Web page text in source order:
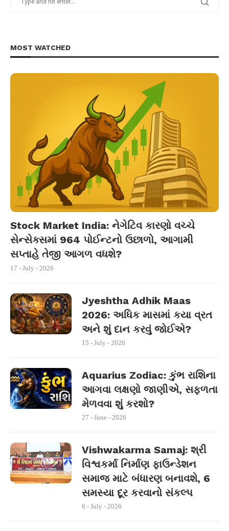
MOST WATCHED
Stock Market India: નેગેટિવ કારણો વચ્ચે
સેન્સેક્સમાં 964 પોઈન્ટનો ઉછાળો, આગામી
સપ્તાહે તેજી આગળ વધશે?
17 - July - 2026
Jyeshtha Adhik Maas
2026: અધિક માસમાં કયા વ્રત
અને શું દાન કરવું જોઈએ?
15 - July - 2026
Aquarius Zodiac: કુંભ રાશિના
આગવા લક્ષણો જાણીએ, સફળતા
મેળવવા શું કરશો?
27 - June - 2026
Vishwakarma Samaj: શ્રી
વિશ્વકર્મા નિર્માણ ફાઉન્ડેશન
સમાજ માટે બંધારણ બનાવશે, 6
સમસ્યા દૂર કરવાનો સંકલ્પ
6 - July - 2026